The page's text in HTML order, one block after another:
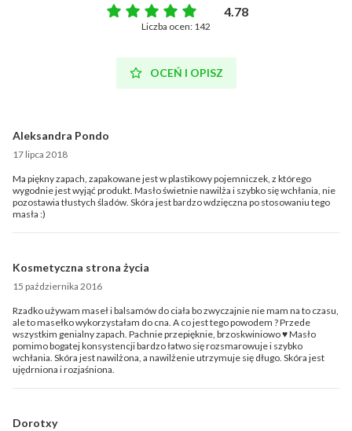
4.78
Liczba ocen: 142
OCEŃ I OPISZ
Aleksandra Pondo
17 lipca 2018
Ma piękny zapach, zapakowane jest w plastikowy pojemniczek, z którego
wygodnie jest wyjąć produkt. Masło świetnie nawilża i szybko się wchłania, nie
pozostawia tłustych śladów. Skóra jest bardzo wdzięczna po stosowaniu tego
masła :)
Kosmetyczna strona życia
15 października 2016
Rzadko używam maseł i balsamów do ciała bo zwyczajnie nie mam na to czasu,
ale to masełko wykorzystałam do cna. A co jest tego powodem ? Przede
wszystkim genialny zapach. Pachnie przepięknie, brzoskwiniowo ♥ Masło
pomimo bogatej konsystencji bardzo łatwo się rozsmarowuje i szybko
wchłania. Skóra jest nawilżona, a nawilżenie utrzymuje się długo. Skóra jest
ujędrniona i rozjaśniona.
Dorotxy